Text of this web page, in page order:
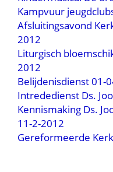
Kampvuur
Afsluitingsavond
2012
Liturgisch
2012
Belijdenisdienst 01-
Intrededienst Ds.
Kennismaking Ds.
11-2-2012
Gereformeerde